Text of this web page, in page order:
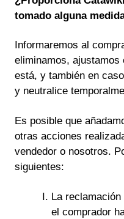
tomado alguna
Informaremos al
eliminamos, ajustamos
está, y también en
y neutralice
Es posible que
otras acciones
vendedor o nosotros.
siguientes:
La
el comprador